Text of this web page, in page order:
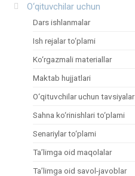
O‘qituvchilar uchun
Dars ishlanmalar
Ish rejalar to‘plami
Ko‘rgazmali materiallar
Maktab hujjatlari
O‘qituvchilar uchun tavsiyalar
Sahna ko‘rinishlari to‘plami
Senariylar to‘plami
Ta’limga oid maqolalar
Ta’limga oid savol-javoblar